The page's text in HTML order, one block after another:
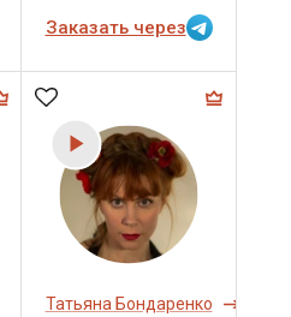
Заказать через
Татьяна Бондаренко